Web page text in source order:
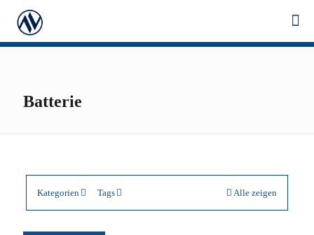
Batterie
Kategorien Tags Alle zeigen